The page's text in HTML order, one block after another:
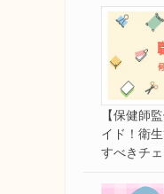
【保健師
イド！衛
すべきチ